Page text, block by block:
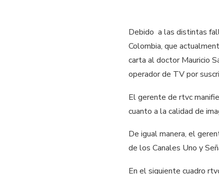
Debido a las distintas
Colombia, que
carta al doctor Mauricio
operador de TV por
El gerente de rtvc
cuanto a la calidad de
De igual manera, el
de los Canales Uno y
En el siguiente cuadro